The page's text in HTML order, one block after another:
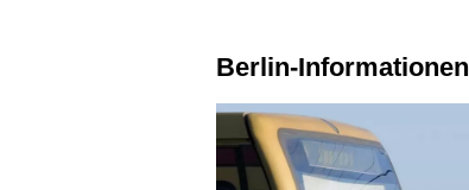
Berlin-Informationen